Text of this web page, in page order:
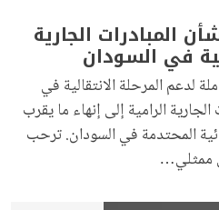
المبادرات الجارية
في السودان
لدعم المرحلة الانتقالية في
الرامية إلى إنهاء ما يقرب
المحتدمة في السودان. ترحب
ممثلي…